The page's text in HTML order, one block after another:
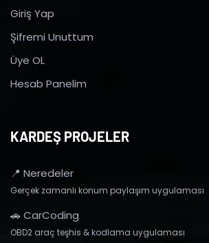
Giriş Yap
Şifremi Unuttum
Üye OL
Hesab Panelim
KARDEŞ PROJELER
📍 Neredeler
Gerçek zamanlı konum paylaşım uygulaması
🚗 CarCoding
OBD2 araç teşhis & kodlama uygulaması